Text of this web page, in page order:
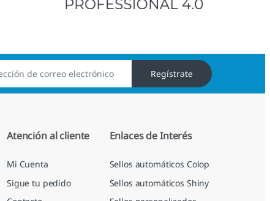
Regístrate
Atención al cliente
Mi Cuenta
Sigue tu pedido
Enlaces de Interés
Sellos automáticos Colop
Sellos automáticos Shiny